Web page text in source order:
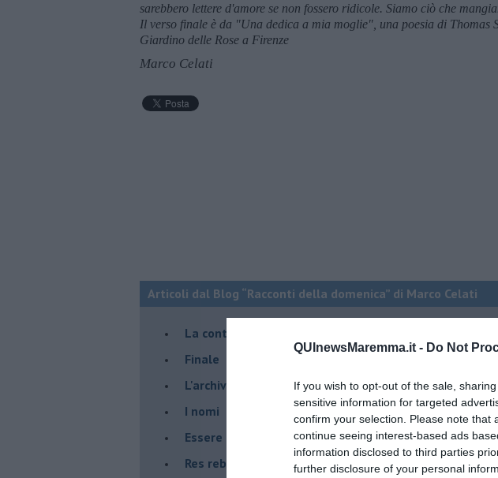
QUInewsMaremma.it - Do Not
If you wish to opt-out of the sale,
sensitive information for targeted
confirm your selection. Please note
continue seeing interest-based ads
information disclosed to third parties
further disclosure of your personal
sarebbero lettere d'amore se non fossero ridicole. Siamo ciò che
Il verso finale è da "Una dedica a mia moglie", una poesia di Thomas
Giardino delle Rose a Firenze
Marco Celati
Articoli dal Blog “Racconti della domenica” di Marco Celati
La controversia degli azzimi
Finale
L'archivio
I nomi
Essere
Res rebus